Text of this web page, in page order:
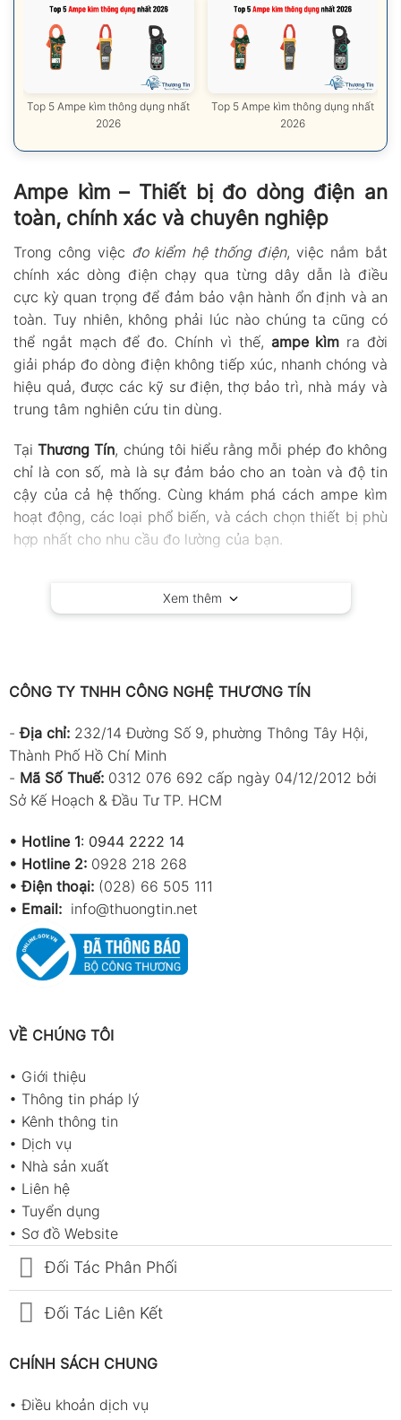
Top 5 Ampe kìm thông dụng nhất
2026
Top 5 Ampe kìm thông dụng nhất
2026
Ampe kìm – Thiết bị đo dòng điện an
toàn, chính xác và chuyên nghiệp
Trong công việc đo kiểm hệ thống điện, việc nắm bắt
chính xác dòng điện chạy qua từng dây dẫn là điều
cực kỳ quan trọng để đảm bảo vận hành ổn định và an
toàn. Tuy nhiên, không phải lúc nào chúng ta cũng có
thể ngắt mạch để đo. Chính vì thế, ampe kìm ra đời
giải pháp đo dòng điện không tiếp xúc, nhanh chóng và
hiệu quả, được các kỹ sư điện, thợ bảo trì, nhà máy và
trung tâm nghiên cứu tin dùng.
TạiThương Tín, chúng tôi hiểu rằng mỗi phép đo không
chỉ là con số, mà là sự đảm bảo cho an toàn và độ tin
cậy của cả hệ thống. Cùng khám phá cách ampe kìm
hoạt động, các loại phổ biến, và cách chọn thiết bị phù
hợp nhất cho nhu cầu đo lường của bạn.
Nhờ cơ chế này, người dùngcó thể đo dòng AC hoặc
ampe) và thao tác cực kỳ nhanh chóng.
Nếu đồng hồ vạn năng được ví như “bộ não” tính toán,
thì ampe kìm chính là “bàn tay nắm bắt dòng điện”
mạnh mẽ, chính xác và trực quan.
thực tế
Không phải tất cả ampe kìm đều giống nhau. Tùy vào
nhu cầu đo lường và môi trường làm việc, thiết bị này
được chia thành nhiều loại khác nhau – mỗi loại mang
một thế mạnh riêng.
Ampe kìm đo dòng AC/DC – Chuẩn cho kỹ sư công
nghiệp
Đây là dòng phổ biến nhất, cho phép đo cả dòng xoay
Nhờ cảm biến Hall hiện đại, thiết bị có thể ghi lại dòng
hoặc dây dẫn công nghiệp một cách chính xác.
Xem thêm
CÔNG TY TNHH CÔNG NGHỆ THƯƠNG TÍN
-Địa chỉ: 232/14 Đường Số 9, phường Thông Tây Hội,
Thành Phố Hồ Chí Minh
- Mã Số Thuế: 0312 076 692 cấp ngày 04/12/2012 bởi
Sở Kế Hoạch & Đầu Tư TP. HCM
• Hotline 1: 0944 2222 14
• Hotline 2: 0928 218 268
• Điện thoại: (028) 66 505 111
• Email: info@thuongtin.net
VỀ CHÚNG TÔI
• Giới thiệu
• Thông tin pháp lý
• Kênh thông tin
• Dịch vụ
• Nhà sản xuất
• Liên hệ
• Tuyển dụng
• Sơ đồ Website
Đối Tác Phân Phối
Đối Tác Liên Kết
CHÍNH SÁCH CHUNG
•Điều khoản dịch vụ